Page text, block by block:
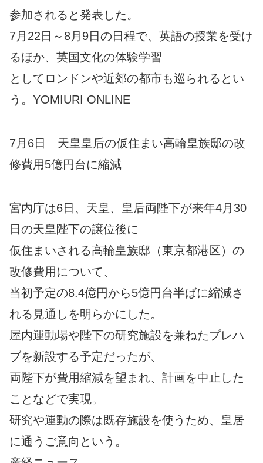
参加されると発表した。
7月22日～8月9日の日程で、英語の授業を受け
るほか、英国文化の体験学習
としてロンドンや近郊の都市も巡られるとい
う。YOMIURI ONLINE
7月6日 天皇皇后の仮住まい高輪皇族邸の改
修費用5億円台に縮減
宮内庁は6日、天皇、皇后両陛下が来年4月30
日の天皇陛下の譲位後に
仮住まいされる高輪皇族邸（東京都港区）の
改修費用について、
当初予定の8.4億円から5億円台半ばに縮減さ
れる見通しを明らかにした。
屋内運動場や陛下の研究施設を兼ねたプレハ
ブを新設する予定だったが、
両陛下が費用縮減を望まれ、計画を中止した
ことなどで実現。
研究や運動の際は既存施設を使うため、皇居
に通うご意向という。